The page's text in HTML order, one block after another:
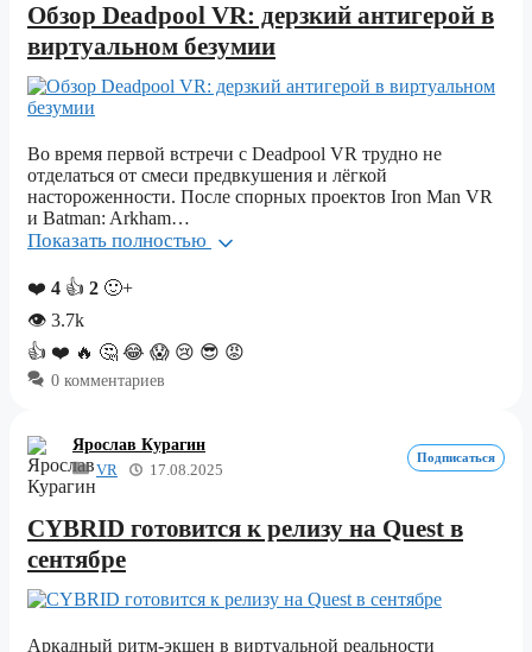
Обзор Deadpool VR: дерзкий антигерой в
виртуальном безумии
Во время первой встречи с Deadpool VR трудно не
отделаться от смеси предвкушения и лёгкой
настороженности. После спорных проектов Iron Man VR
и Batman: Arkham…
Показать полностью
❤️ 4 👍 2 🙂+
👁 3.7k
👍 ❤️ 🔥 🤔 😂 😱 😢 😎 😡
0 комментариев
Ярослав Курагин
VR
17.08.2025
Подписаться
CYBRID готовится к релизу на Quest в
сентябре
Аркадный ритм-экшен в виртуальной реальности